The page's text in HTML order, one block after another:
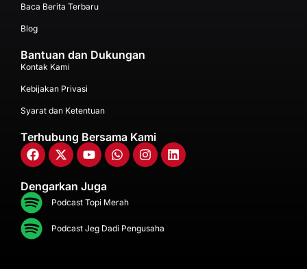
Baca Berita Terbaru
Blog
Bantuan dan Dukungan
Kontak Kami
Kebijakan Privasi
Syarat dan Ketentuan
Terhubung Bersama Kami
Dengarkan Juga
Podcast Topi Merah
Podcast Jeg Dadi Pengusaha